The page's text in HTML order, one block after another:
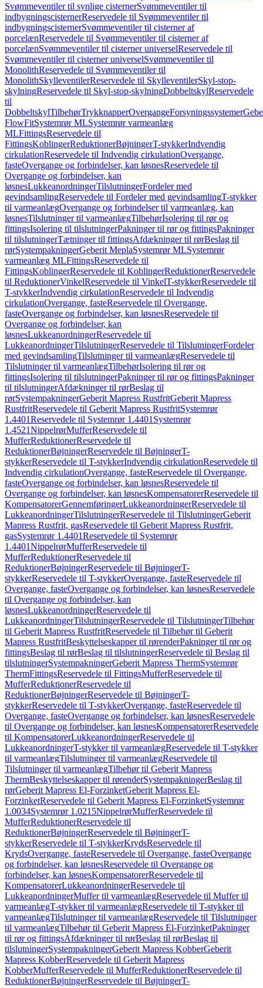
Svømmeventiler til synlige cisternerSvømmeventiler til
indbygningscisternerReservedele til Svømmeventiler til
indbygningscisternerSvømmeventiler til cisterner af
porcelænReservedele til Svømmeventiler til cisterner af
porcelænSvømmeventiler til cisterner universelReservedele til
Svømmeventiler til cisterner universelSvømmeventiler til
MonolithReservedele til Svømmeventiler til
MonolithSkylleventilerReservedele til SkylleventilerSkyl-stop-
skylningReservedele til Skyl-stop-skylningDobbeltskylReservedele
til
DobbeltskylTilbehørTrykknapperOvergangeForsyningssystemer
FlowFitSystemrør MLSystemrør varmeanlæg
MLFittingsReservedele til
FittingsKoblingerReduktionerBøjningerT-stykkerIndvendig
cirkulationReservedele til Indvendig cirkulationOvergange,
fasteOvergange og forbindelser, kan løsnesReservedele til
Overgange og forbindelser, kan
løsnesLukkeanordningerTilslutningerFordeler med
gevindsamlingReservedele til Fordeler med gevindsamlingT-stykker
til varmeanlægOvergange og forbindelser til varmeanlæg, kan
løsnesTilslutninger til varmeanlægTilbehørIsolering til rør og
fittingsIsolering til tilslutningerPakninger til rør og fittingsPakninger
til tilslutningerTætninger til fittingsAfdækninger til rørBeslag til
rørSystempakningerGeberit MeplaSystemrør MLSystemrør
varmeanlæg MLFittingsReservedele til
FittingsKoblingerReservedele til KoblingerReduktionerReservedele
til ReduktionerVinkelReservedele til VinkelT-stykkerReservedele til
T-stykkerIndvendig cirkulationReservedele til Indvendig
cirkulationOvergange, fasteReservedele til Overgange,
fasteOvergange og forbindelser, kan løsnesReservedele til
Overgange og forbindelser, kan
løsnesLukkeanordningerReservedele til
LukkeanordningerTilslutningerReservedele til TilslutningerFordeler
med gevindsamlingTilslutninger til varmeanlægReservedele til
Tilslutninger til varmeanlægTilbehørIsolering til rør og
fittingsIsolering til tilslutningerPakninger til rør og fittingsPakninger
til tilslutningerAfdækninger til rørBeslag til
rørSystempakningerGeberit Mapress RustfritGeberit Mapress
RustfritReservedele til Geberit Mapress RustfritSystemrør
1.4401Reservedele til Systemrør 1.4401 Systemrør
1.4521NippelrørMufferReservedele til
MufferReduktionerReservedele til
ReduktionerBøjningerReservedele til BøjningerT-
stykkerReservedele til T-stykkerIndvendig cirkulationReservedele til
Indvendig cirkulationOvergange, fasteReservedele til Overgange,
fasteOvergange og forbindelser, kan løsnesReservedele til
Overgange og forbindelser, kan løsnesKompensatorerReservedele til
KompensatorerGennemføringerLukkeanordningerReservedele til
LukkeanordningerTilslutningerReservedele til TilslutningerGeberit
Mapress Rustfrit, gasReservedele til Geberit Mapress Rustfrit,
gasSystemrør 1.4401Reservedele til Systemrør
1.4401NippelrørMufferReservedele til
MufferReduktionerReservedele til
ReduktionerBøjningerReservedele til BøjningerT-
stykkerReservedele til T-stykkerOvergange, fasteReservedele til
Overgange, fasteOvergange og forbindelser, kan løsnesReservedele
til Overgange og forbindelser, kan
løsnesLukkeanordningerReservedele til
LukkeanordningerTilslutningerReservedele til TilslutningerTilbehør
til Geberit Mapress RustfritReservedele til Tilbehør til Geberit
Mapress RustfritBeskyttelseskapper til rørenderPakninger til rør og
fittingsBeslag til rørBeslag til tilslutningerReservedele til Beslag til
tilslutningerSystempakningerGeberit Mapress ThermSystemrør
ThermFittingsReservedele til FittingsMufferReservedele til
MufferReduktionerReservedele til
ReduktionerBøjningerReservedele til BøjningerT-
stykkerReservedele til T-stykkerOvergange, fasteReservedele til
Overgange, fasteOvergange og forbindelser, kan løsnesReservedele
til Overgange og forbindelser, kan løsnesKompensatorerReservedele
til KompensatorerLukkeanordningerReservedele til
LukkeanordningerT-stykker til varmeanlægReservedele til T-stykker
til varmeanlægTilslutninger til varmeanlægReservedele til
Tilslutninger til varmeanlægTilbehør til Geberit Mapress
ThermBeskyttelseskapper til rørenderSystempakningerBeslag til
rørGeberit Mapress El-ForzinketGeberit Mapress El-
ForzinketReservedele til Geberit Mapress El-ForzinketSystemrør
1.0034Systemrør 1.0215NippelrørMufferReservedele til
MufferReduktionerReservedele til
ReduktionerBøjningerReservedele til BøjningerT-
stykkerReservedele til T-stykkerKrydsReservedele til
KrydsOvergange, fasteReservedele til Overgange, fasteOvergange
og forbindelser, kan løsnesReservedele til Overgange og
forbindelser, kan løsnesKompensatorerReservedele til
KompensatorerLukkeanordningerReservedele til
LukkeanordningerMuffer til varmeanlægReservedele til Muffer til
varmeanlægT-stykker til varmeanlægReservedele til T-stykker til
varmeanlægTilslutninger til varmeanlægReservedele til Tilslutninger
til varmeanlægTilbehør til Geberit Mapress El-ForzinketPakninger
til rør og fittingsAfdækninger til rørBeslag til rørBeslag til
tilslutningerSystempakningerGeberit Mapress KobberGeberit
Mapress KobberReservedele til Geberit Mapress
KobberMufferReservedele til MufferReduktionerReservedele til
ReduktionerBøjningerReservedele til BøjningerT-